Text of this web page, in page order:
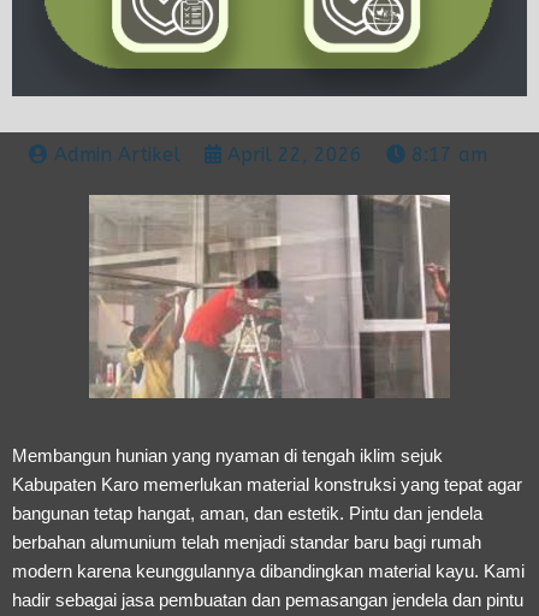
Admin Artikel April 22, 2026 8:17 am
Membangun hunian yang nyaman di tengah iklim sejuk
Kabupaten Karo memerlukan material konstruksi yang tepat agar
bangunan tetap hangat, aman, dan estetik. Pintu dan jendela
berbahan alumunium telah menjadi standar baru bagi rumah
modern karena keunggulannya dibandingkan material kayu. Kami
hadir sebagai jasa pembuatan dan pemasangan jendela dan pintu